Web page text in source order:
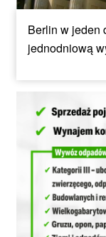
Berlin w jeden
jednodniową